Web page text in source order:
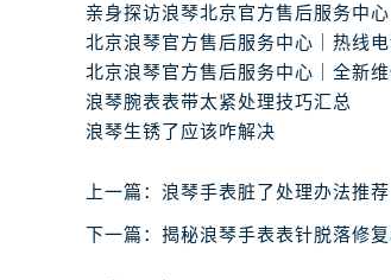
浪琴腕表表带太紧处理技巧汇总
浪琴生锈了应该咋解决
上一篇： 浪琴手表脏了处理办法推
下一篇： 揭秘浪琴手表表针脱落修